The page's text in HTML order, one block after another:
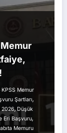
KPSS Memur
Şartları,
2026,Düşük
Eri Başvuru,
Memuru